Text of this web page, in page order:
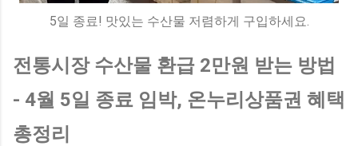
5일 종료! 맛있는 수산물 저렴하게 구입하세요.
전통시장 수산물 환급 2만원 받는 방법
- 4월 5일 종료 임박, 온누리상품권 혜택
총정리